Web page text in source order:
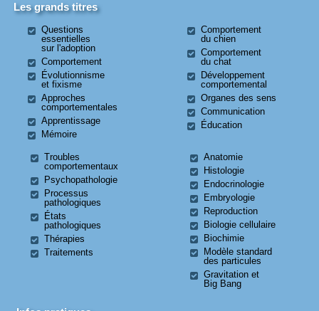
Les grands titres
Questions
essentielles
sur l'adoption
Comportement
Évolutionnisme
et fixisme
Approches
comportementales
Apprentissage
Mémoire
Comportement
du chien
Comportement
du chat
Développement
comportemental
Organes des sens
Communication
Éducation
Troubles
comportementaux
Psychopathologie
Processus
pathologiques
États
pathologiques
Thérapies
Traitements
Anatomie
Histologie
Endocrinologie
Embryologie
Reproduction
Biologie cellulaire
Biochimie
Modèle standard
des particules
Gravitation et
Big Bang